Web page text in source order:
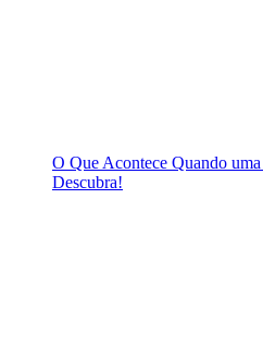
O Que Acontece Quando
Descubra!